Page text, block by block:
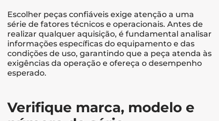
Escolher peças confiáveis exige atenção a uma
série de fatores técnicos e operacionais. Antes de
realizar qualquer aquisição, é fundamental analisar
informações específicas do equipamento e das
condições de uso, garantindo que a peça atenda às
exigências da operação e ofereça o desempenho
esperado.
Verifique marca, modelo e